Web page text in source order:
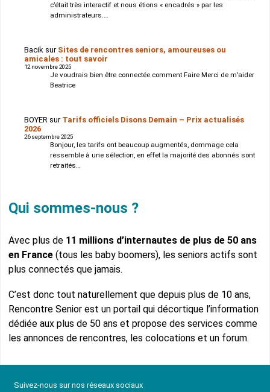
c’était très interactif et nous étions « encadrés » par les
administrateurs.…
Bacik sur Sites de rencontres seniors, amoureuses ou
amicales : tout savoir
12 novembre 2025
Je voudrais bien être connectée comment Faire Merci de m’aider
Beatrice
BOYER sur Tarifs officiels Disons Demain – Prix actualisés
2026
26 septembre 2025
Bonjour, les tarifs ont beaucoup augmentés, dommage cela
ressemble à une sélection, en effet la majorité des abonnés sont
retraités…
Qui sommes-nous ?
Avec plus de 11 millions d’internautes de plus de 50 ans
en France (tous les baby boomers), les seniors actifs sont
plus connectés que jamais.
C’est donc tout naturellement que depuis plus de 10 ans,
Rencontre Senior est un portail qui décortique l’information
dédiée aux plus de 50 ans et propose des services comme
les annonces de rencontres, les colocations et un forum.
Suivez-nous sur nos réseaux sociaux